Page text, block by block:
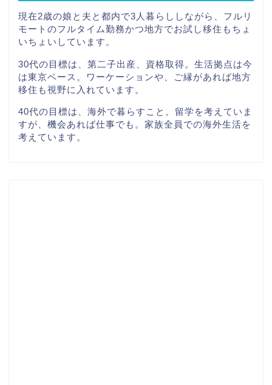
現在2歳の娘と夫と都内で3人暮らししながら、フルリ
モートのフルタイム勤務かつ地方でお試し移住もちょ
いちょいしています。
30代の目標は、第二子出産、資格取得。生活拠点は今
は東京ベース。ワーケーションや、ご縁があれば地方
移住も視野に入れています。
40代の目標は、海外で暮らすこと。留学を考えていま
すが、機会あれば仕事でも。家族全員での海外生活を
考えています。